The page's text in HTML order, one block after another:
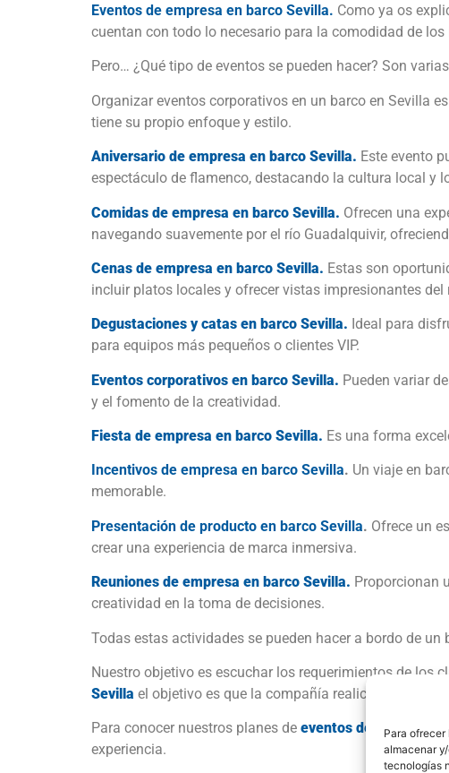
Para
almacenar
tecnologías
Eventos de empresa en barco Sevilla. Como ya os
cuentan con todo lo necesario para la comodidad de los
Pero… ¿Qué tipo de eventos se pueden hacer? Son
Organizar eventos corporativos en un barco en Sevilla
tiene su propio enfoque y estilo.
Aniversario de empresa en barco Sevilla. Este evento
espectáculo de flamenco, destacando la cultura local y
Comidas de empresa en barco Sevilla. Ofrecen una
navegando suavemente por el río Guadalquivir,
Cenas de empresa en barco Sevilla. Estas son
incluir platos locales y ofrecer vistas impresionantes del
Degustaciones y catas en barco Sevilla. Ideal para
para equipos más pequeños o clientes VIP.
Eventos corporativos en barco Sevilla. Pueden variar
y el fomento de la creatividad.
Fiesta de empresa en barco Sevilla. Es una forma
Incentivos de empresa en barco Sevilla. Un viaje en
memorable.
Presentación de producto en barco Sevilla. Ofrece un
crear una experiencia de marca inmersiva.
Reuniones de empresa en barco Sevilla. Proporcionan
creatividad en la toma de decisiones.
Todas estas actividades se pueden hacer a bordo de
Nuestro objetivo es escuchar los requerimientos de los
Sevilla el objetivo es que la compañía realice su evento
Para conocer nuestros planes de eventos de empresa
experiencia.